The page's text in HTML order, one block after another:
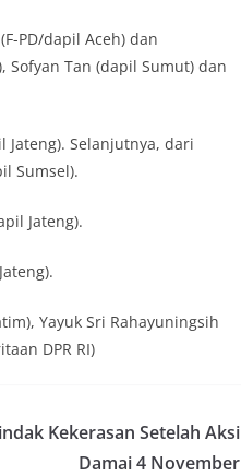
PD/dapil Aceh) dan
Sofyan Tan (dapil Sumut) dan
Jateng). Selanjutnya, dari
Sumsel).
Jateng).
Yayuk Sri Rahayuningsih
DPR RI)
Kekerasan Setelah Aksi
Damai 4 November